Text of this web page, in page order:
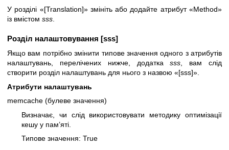
У розділі «[Translation]» змініть або додайте атрибут «Method»
із вмістом sss
Розділ налаштовування [sss]
Якщо вам потрібно змінити типове значення одного з атрибутів
налаштувань, перелічених нижче, додаткаsss, вам слід
створити розділ налаштувань для нього з назвою «[sss]».
Атрибути налаштувань
memcache (булеве значення)
Визначає, чи слід використовувати методику оптимізації
кешу у пам’яті.
Типове значення: True